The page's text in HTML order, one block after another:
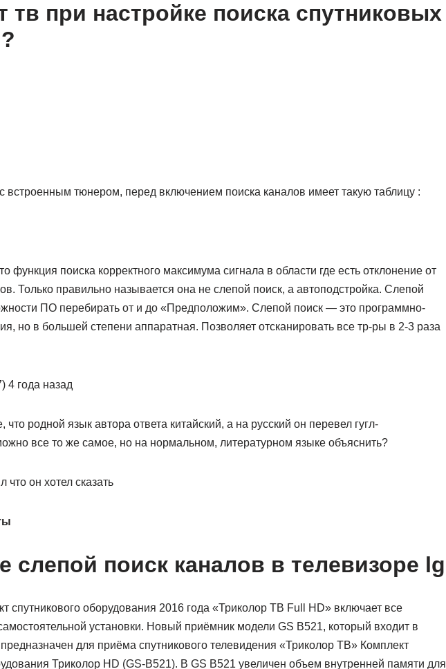
тв при настройке поиска спутниковых
встроенным тюнером, перед включением поиска каналов имеет такую таблицу :
функция поиска корректного максимума сигнала в области где есть отклонение от
Только правильно называется она не слепой поиск, а автоподстройка. Слепой
ПО перебирать от и до «Предположим». Слепой поиск — это программно-
но в большей степени аппаратная. Позволяет отсканировать все тр-ры в 2-3 раза
4 года назад
что родной язык автора ответа китайский, а на русский он перевел гугл-
все то же самое, но на нормальном, литературном языке объяснить?
что он хотел сказать
слепой поиск каналов в телевизоре lg
спутникового оборудования 2016 года «Триколор ТВ Full HD» включает все
установки. Новый приёмник модели GS B521, который входит в
для приёма спутникового телевидения «Триколор ТВ» Комплект
Триколор HD (GS-B521). В GS B521 увеличен объем внутренней памяти для